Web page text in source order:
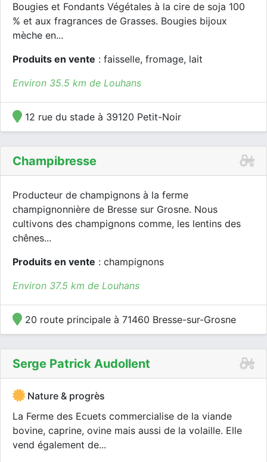
Bougies et Fondants Végétales à la cire de soja 100
% et aux fragrances de Grasses. Bougies bijoux
mèche en...
Produits en vente : faisselle, fromage, lait
Environ 35.5 km de Louhans
12 rue du stade à 39120 Petit-Noir
Champibresse
Producteur de champignons à la ferme
champignonnière de Bresse sur Grosne. Nous
cultivons des champignons comme, les lentins des
chênes...
Produits en vente : champignons
Environ 37.5 km de Louhans
20 route principale à 71460 Bresse-sur-Grosne
Serge Patrick Audollent
Nature & progrès
La Ferme des Ecuets commercialise de la viande
bovine, caprine, ovine mais aussi de la volaille. Elle
vend également de...